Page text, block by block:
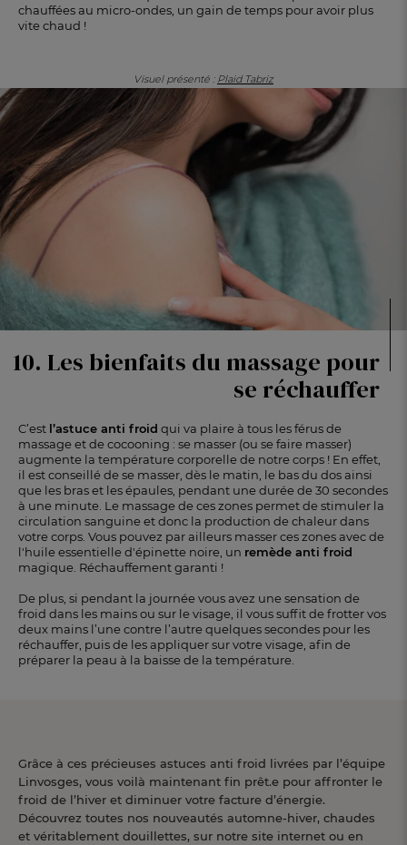
chauffées au micro-ondes, un gain de temps pour avoir plus
vite chaud !
Visuel présenté : Plaid Tabriz
10. Les bienfaits du massage pour
se réchauffer
C’est l’astuce anti froid qui va plaire à tous les férus de
massage et de cocooning : se masser (ou se faire masser)
augmente la température corporelle de notre corps ! En effet,
il est conseillé de se masser, dès le matin, le bas du dos ainsi
que les bras et les épaules, pendant une durée de 30 secondes
à une minute. Le massage de ces zones permet de stimuler la
circulation sanguine et donc la production de chaleur dans
votre corps. Vous pouvez par ailleurs masser ces zones avec de
l'huile essentielle d'épinette noire, un remède anti froid
magique. Réchauffement garanti !
De plus, si pendant la journée vous avez une sensation de
froid dans les mains ou sur le visage, il vous suffit de frotter vos
deux mains l’une contre l’autre quelques secondes pour les
réchauffer, puis de les appliquer sur votre visage, afin de
préparer la peau à la baisse de la température.
Grâce à ces précieuses astuces anti froid livrées par l’équipe
Linvosges, vous voilà maintenant fin prêt.e pour affronter le
froid de l’hiver et diminuer votre facture d’énergie.
Découvrez toutes nos nouveautés automne-hiver, chaudes
et véritablement douillettes, sur notre site internet ou en